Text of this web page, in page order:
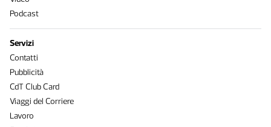
Podcast
Servizi
Contatti
Pubblicità
CdT Club Card
Viaggi del Corriere
Lavoro